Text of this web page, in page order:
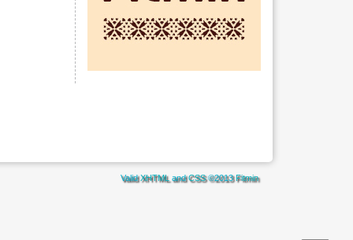
ValidXHTML andCSS©2013Fitmin